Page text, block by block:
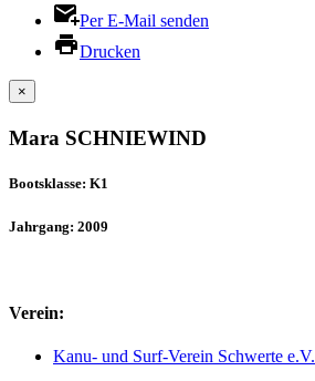
Per E-Mail senden
Drucken
×
Mara SCHNIEWIND
Bootsklasse: K1
Jahrgang: 2009
Verein:
Kanu- und Surf-Verein Schwerte e.V.